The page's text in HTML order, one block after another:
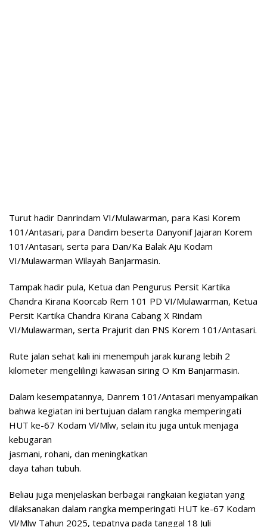
Turut hadir Danrindam VI/Mulawarman, para Kasi Korem
101/Antasari, para Dandim beserta Danyonif Jajaran Korem
101/Antasari, serta para Dan/Ka Balak Aju Kodam
VI/Mulawarman Wilayah Banjarmasin.
Tampak hadir pula, Ketua dan Pengurus Persit Kartika
Chandra Kirana Koorcab Rem 101 PD VI/Mulawarman, Ketua
Persit Kartika Chandra Kirana Cabang X Rindam
VI/Mulawarman, serta Prajurit dan PNS Korem 101/Antasari.
Rute jalan sehat kali ini menempuh jarak kurang lebih 2
kilometer mengelilingi kawasan siring O Km Banjarmasin.
Dalam kesempatannya, Danrem 101/Antasari menyampaikan
bahwa kegiatan ini bertujuan dalam rangka memperingati
HUT ke-67 Kodam Vl/Mlw, selain itu juga untuk menjaga
kebugaran
jasmani, rohani, dan meningkatkan
daya tahan tubuh.
Beliau juga menjelaskan berbagai rangkaian kegiatan yang
dilaksanakan dalam rangka memperingati HUT ke-67 Kodam
Vl/Mlw Tahun 2025, tepatnya pada tanggal 18 Juli